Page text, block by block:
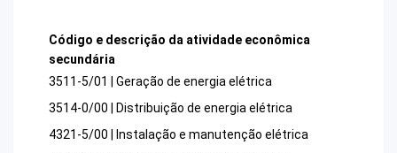
Código e descrição da atividade econômica
secundária
3511-5/01 | Geração de energia elétrica
3514-0/00 | Distribuição de energia elétrica
4321-5/00 | Instalação e manutenção elétrica